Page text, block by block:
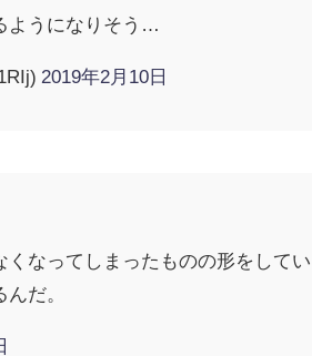
ようになりそう…
2019年2月10日
なってしまったものの形をして
だ。